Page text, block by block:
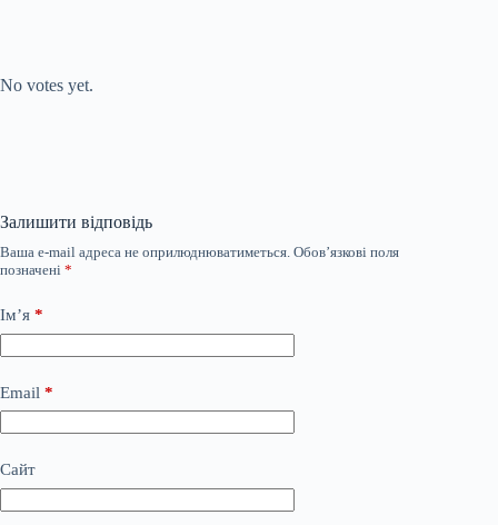
No votes yet.
Залишити відповідь
Ваша e-mail адреса не оприлюднюватиметься. Обов’язкові поля
позначені *
Ім’я *
Email *
Сайт